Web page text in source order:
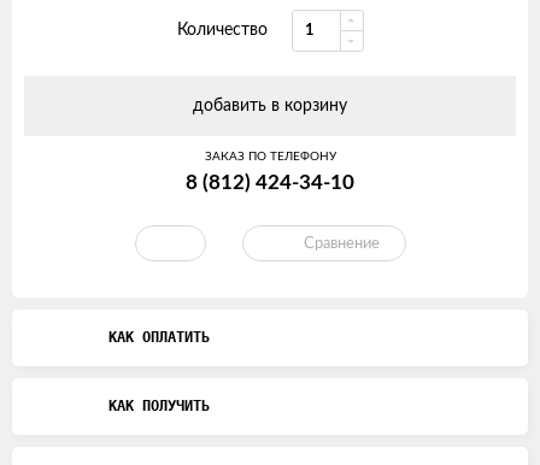
Количество
добавить в корзину
ЗАКАЗ ПО ТЕЛЕФОНУ
8 (812) 424-34-10
Сравнение
КАК ОПЛАТИТЬ
КАК ПОЛУЧИТЬ